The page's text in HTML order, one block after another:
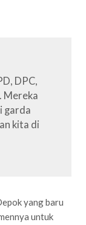
DPC,
Mereka
garda
kita di
yang baru
untuk